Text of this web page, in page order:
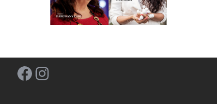
Facebook Instagram